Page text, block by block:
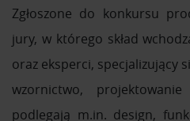
Zgłoszone do konkursu
jury, w którego skład
oraz eksperci, specjalizujący
wzornictwo,
podlegają m.in. design,